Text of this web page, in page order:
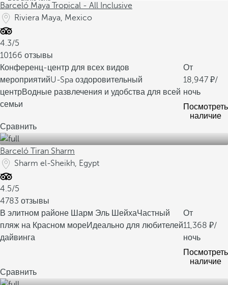
Barceló Maya Tropical - All Inclusive
Riviera Maya, Mexico
4.3/5
10166 отзывы
Конференц-центр для всех видов
мероприятийU-Spa оздоровительный
центрВодные развлечения и удобства для всей
семьи
От
18,947
/
ночь
Посмотреть
наличие
Сравнить
Barceló Tiran Sharm
Sharm el-Sheikh, Egypt
4.5/5
4783 отзывы
В элитном районе Шарм Эль ШейхаЧастный
пляж на Красном мореИдеально для любителей
дайвинга
От
11,368
/
ночь
Посмотреть
наличие
Сравнить